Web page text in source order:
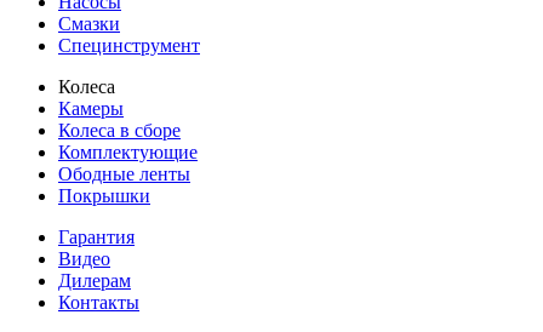
Смазки
Специнструмент
Колеса
Камеры
Колеса в сборе
Комплектующие
Ободные ленты
Покрышки
Гарантия
Видео
Дилерам
Контакты